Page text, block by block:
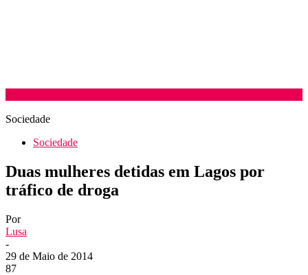
Sociedade
Sociedade
Duas mulheres detidas em Lagos por
tráfico de droga
Por
Lusa
-
29 de Maio de 2014
87